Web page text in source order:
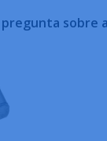
pregunta sobre